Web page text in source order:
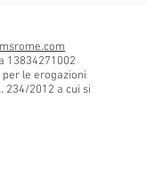
13834271002
le erogazioni
234/2012 a cui si